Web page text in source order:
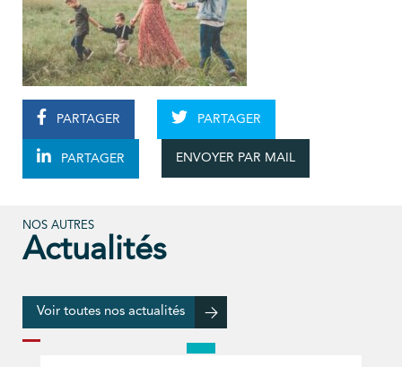
PARTAGER PARTAGER
PARTAGER ENVOYER PAR MAIL
NOS AUTRES
Actualités
Voir toutes nos actualités